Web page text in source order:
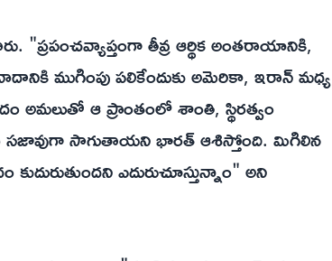
"ప్రపంచవ్యాప్తంగా తీవ్ర ఆర్థిక అంతరాయానికి,
ముగింపు పలికేందుకు అమెరికా, ఇరాన్ మధ్య
అమలుతో ఆ ప్రాంతంలో శాంతి, స్థిరత్వం
సజావుగా సాగుతాయని భారత్ ఆశిస్తోంది. మిగిలిన
ఎదురుచూస్తున్నాం" అని